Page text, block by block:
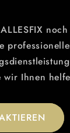
wir Ihnen